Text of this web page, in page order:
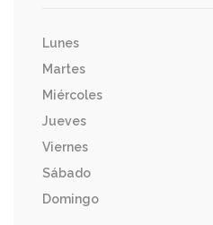
Lunes
Martes
Miércoles
Jueves
Viernes
Sábado
Domingo